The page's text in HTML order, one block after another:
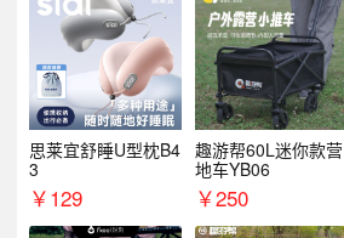
思莱宜舒睡U型枕B4
3
￥129
趣游帮60L迷你款营
地车YB06
￥250